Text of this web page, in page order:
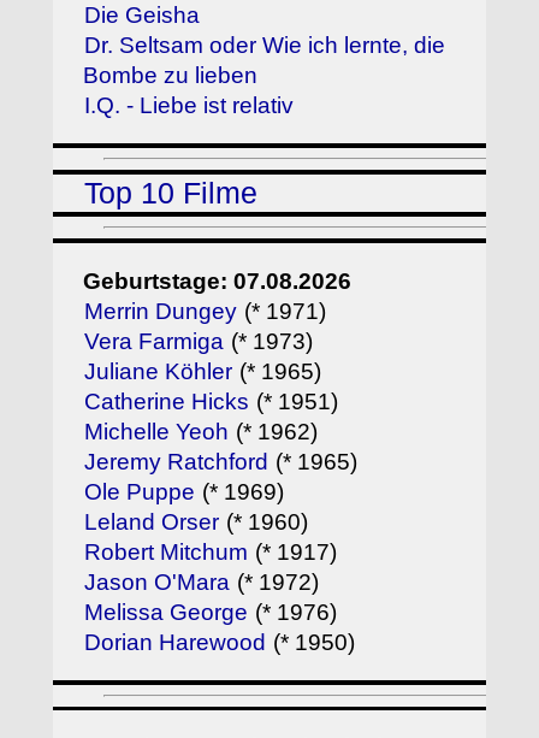
Die Geisha
Dr. Seltsam oder Wie ich lernte, die
Bombe zu lieben
I.Q. - Liebe ist relativ
Top 10 Filme
Geburtstage: 07.08.2026
Merrin Dungey (* 1971)
Vera Farmiga (* 1973)
Juliane Köhler (* 1965)
Catherine Hicks (* 1951)
Michelle Yeoh (* 1962)
Jeremy Ratchford (* 1965)
Ole Puppe (* 1969)
Leland Orser (* 1960)
Robert Mitchum (* 1917)
Jason O'Mara (* 1972)
Melissa George (* 1976)
Dorian Harewood (* 1950)